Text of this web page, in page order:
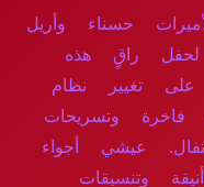
حسناء وأريل
لحفل راقٍ هذه
تغيير نظام
فاخرة وتسريحات
عيشي أجواء
وتنسيقات